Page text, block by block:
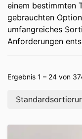
einem bestimmten
gebrauchten
umfangreiches
Anforderungen
Ergebnis 1 – 24 von